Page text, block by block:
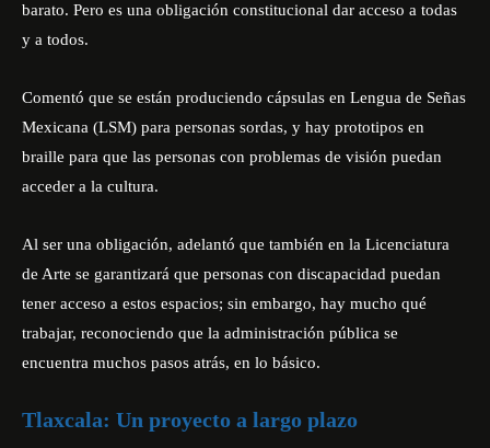
barato. Pero es una obligación constitucional dar acceso a todas
y a todos.
Comentó que se están produciendo cápsulas en Lengua de Señas
Mexicana (LSM) para personas sordas, y hay prototipos en
braille para que las personas con problemas de visión puedan
acceder a la cultura.
Al ser una obligación, adelantó que también en la Licenciatura
de Arte se garantizará que personas con discapacidad puedan
tener acceso a estos espacios; sin embargo, hay mucho qué
trabajar, reconociendo que la administración pública se
encuentra muchos pasos atrás, en lo básico.
Tlaxcala: Un proyecto a largo plazo